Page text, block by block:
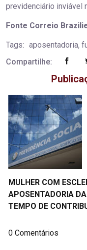
previdenciário inviável
Fonte Correio
Tags: aposentadoria,
Compartilhe:
MULHER COM
APOSENTADORIA
TEMPO DE
0 Comentários